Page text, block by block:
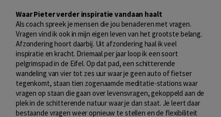
Waar Pieter verder inspiratie vandaan haalt
Als coach spreek je mensen die jou benaderen met vragen.
Vragen vind ik ook in mijn eigen leven van het grootste belang.
Afzondering hoort daarbij. Uit afzondering haal ik veel
inspiratie en kracht. Driemaal per jaar loop ik een soort
pelgrimspad in de Eifel. Op dat pad, een schitterende
wandeling van vier tot zes uur waar je geen auto of fietser
tegenkomt, staan tien zogenaamde meditatie-stations waar
vragen op staan die gaan over levensvragen, gekoppeld aan de
plek in de schitterende natuur waar je dan staat. Je leert daar
bestaande vragen weer opnieuw te stellen en de flexibiliteit